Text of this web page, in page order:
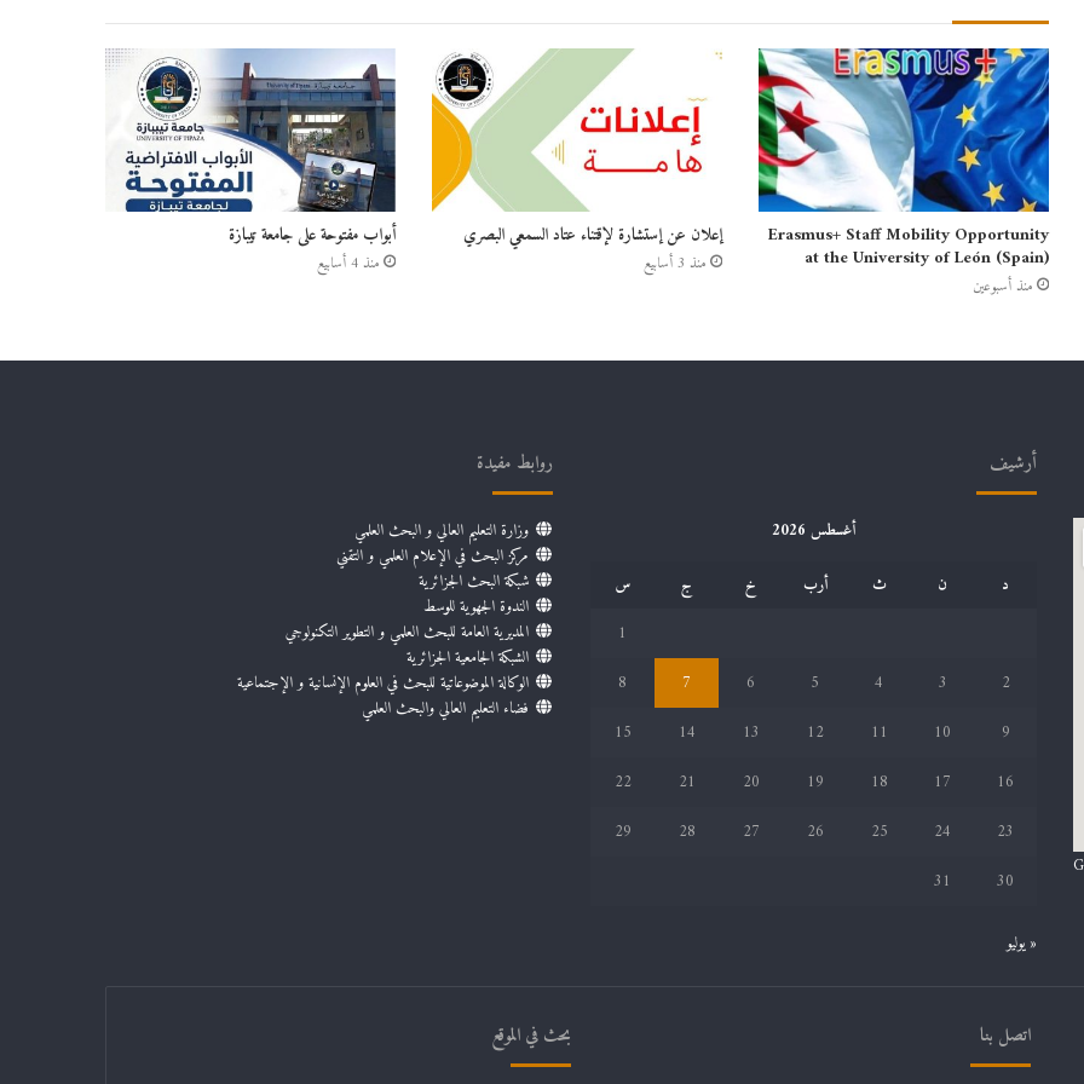
Erasmus+ Staff Mobility Opportunity
at the University of León (Spain)
منذ أسبوعين
إعلان عن إستشارة لإقتناء عتاد السمعي البصري
منذ 3 أسابيع
أبواب مفتوحة على جامعة تيبازة
منذ 4 أسابيع
أرشيف
أغسطس 2026
د
ن ث أرب خ ج
س
1
2
3
4
5
6
7
8
9
10
11
12
13
14
15
16
17
18
19
20
21
22
23
24
25
26
27
28
29
30
31
« يوليو
روابط مفيدة
وزارة التعليم العالي و البحث العلمي
مركز البحث في الإعلام العلمي و التقني
شبكة البحث الجزائرية
الندوة الجهوية للوسط
المديرية العامة للبحث العلمي و التطوير التكنولوجي
الشبكة الجامعية الجزائرية
الوكالة الموضوعاتية للبحث في العلوم الإنسانية و الإجتماعية
فضاء التعليم العالي والبحث العلمي
اتصل بنا بحث في الموقع